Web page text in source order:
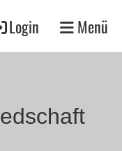
Login Menü